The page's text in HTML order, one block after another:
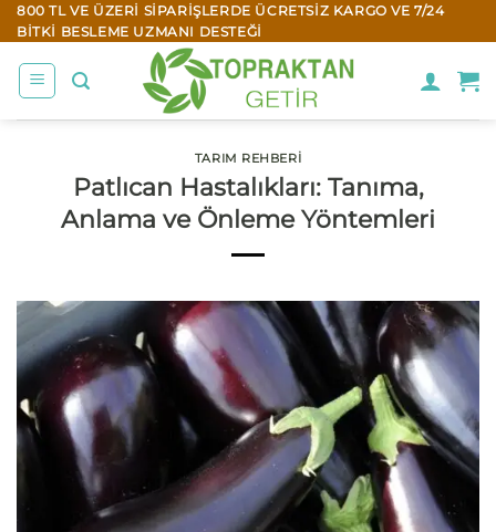
İçeriğe
atla
800 TL VE ÜZERI SIPARIŞLERDE ÜCRETSIZ KARGO VE 7/24
BITKI BESLEME UZMANI DESTEĞI
TARIM REHBERI
Patlıcan Hastalıkları: Tanıma,
Anlama ve Önleme Yöntemleri